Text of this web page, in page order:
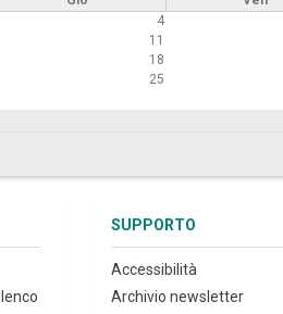
4
11
18
25
SUPPORTO
Accessibilità
Archivio newsletter